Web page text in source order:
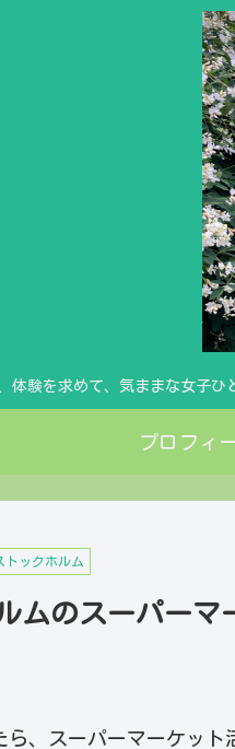
体験を求めて、気ままな女子ひ
プロフィ
トックホルム
ムのスーパー
ら、スーパーマーケッ